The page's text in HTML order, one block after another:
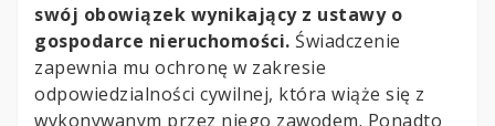
swój obowiązek wynikający z ustawy o
gospodarce nieruchomości. Świadczenie
zapewnia mu ochronę w zakresie
odpowiedzialności cywilnej, która wiąże się z
wykonywanym przez niego zawodem. Ponadto